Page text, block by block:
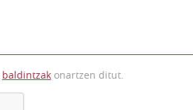
baldintzak onartzen ditut.